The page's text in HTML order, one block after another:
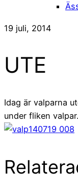
19 juli, 2014
UTE
Idag är valparna
under fliken valpar.